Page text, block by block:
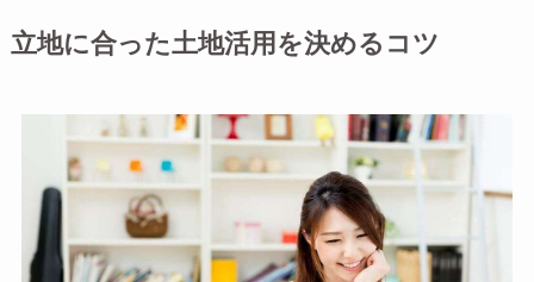
立地に合った土地活用を決めるコツ